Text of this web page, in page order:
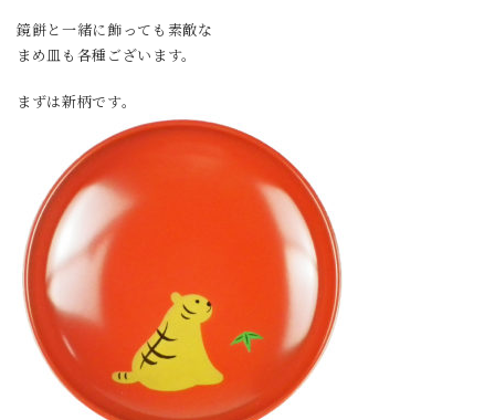
鏡餅と一緒に飾っても素敵な
まめ皿も各種ございます。
まずは新柄です。